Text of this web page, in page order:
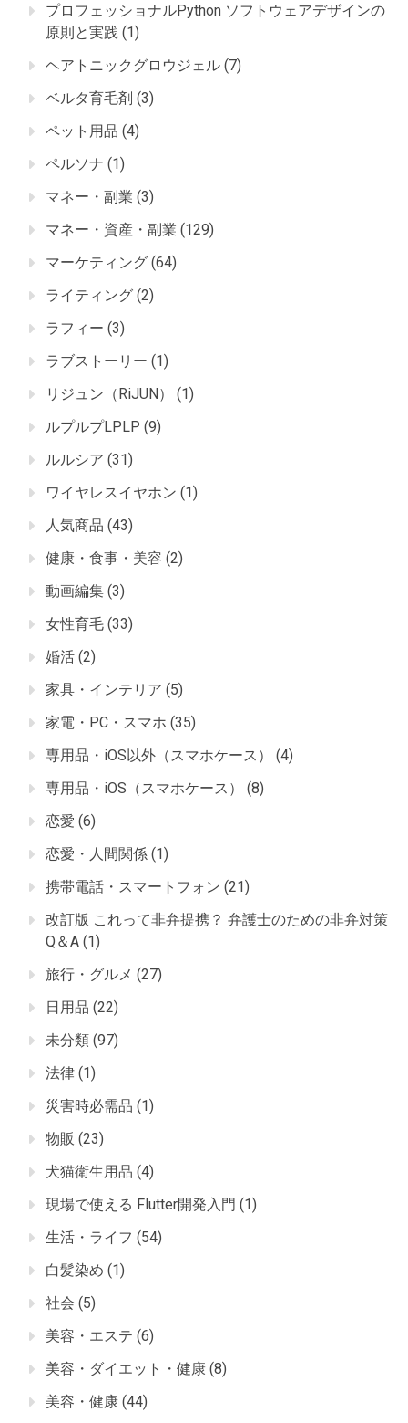
プロフェッショナルPython ソフトウェアデザインの
原則と実践 (1)
ヘアトニックグロウジェル (7)
ベルタ育毛剤 (3)
ペット用品 (4)
ペルソナ (1)
マネー・副業 (3)
マネー・資産・副業 (129)
マーケティング (64)
ライティング (2)
ラフィー (3)
ラブストーリー (1)
リジュン（RiJUN）
(1)
ルプルプLPLP (9)
ルルシア (31)
ワイヤレスイヤホン (1)
人気商品 (43)
健康・食事・美容 (2)
動画編集 (3)
女性育毛 (33)
婚活 (2)
家具・インテリア (5)
家電・PC・スマホ (35)
専用品・iOS以外（スマホケース）
(4)
専用品・iOS（スマホケース）
(8)
恋愛 (6)
恋愛・人間関係 (1)
携帯電話・スマートフォン (21)
改訂版 これって非弁提携？ 弁護士のための非弁対策
Q＆A (1)
旅行・グルメ (27)
日用品 (22)
未分類 (97)
法律 (1)
災害時必需品 (1)
物販 (23)
犬猫衛生用品 (4)
現場で使える Flutter開発入門 (1)
生活・ライフ (54)
白髪染め (1)
社会 (5)
美容・エステ (6)
美容・ダイエット・健康 (8)
美容・健康 (44)